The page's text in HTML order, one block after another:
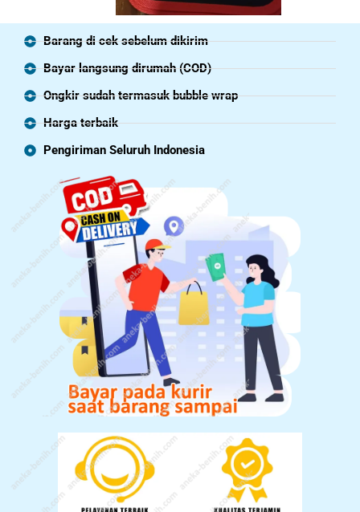
Barang di cek sebelum dikirim
Bayar langsung dirumah (COD)
Ongkir sudah termasuk bubble wrap
Harga terbaik
Pengiriman Seluruh Indonesia